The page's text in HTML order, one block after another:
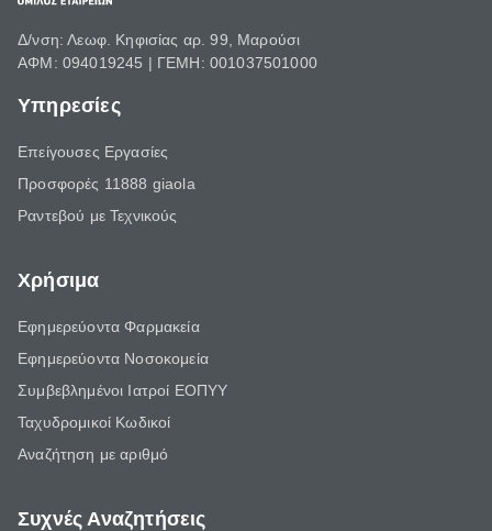
Δ/νση: Λεωφ. Κηφισίας αρ. 99, Μαρούσι
ΑΦΜ: 094019245 | ΓΕΜΗ: 001037501000
Υπηρεσίες
Επείγουσες Εργασίες
Προσφορές 11888 giaola
Ραντεβού με Τεχνικούς
Χρήσιμα
Εφημερεύοντα Φαρμακεία
Εφημερεύοντα Νοσοκομεία
Συμβεβλημένοι Ιατροί ΕΟΠΥΥ
Ταχυδρομικοί Κωδικοί
Αναζήτηση με αριθμό
Συχνές Αναζητήσεις